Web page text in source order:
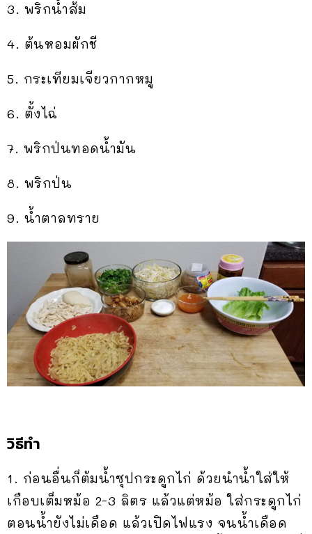
3. พริกน้ำส้ม
4. ต้นหอมผักชี
5. กระเทียมเจียวกากหมู
6. ตั้งไฉ่
7. พริกป่นทอดน้ำมัน
8. พริกป่น
9. น้ำตาลทราย
วิธีทำ
1. ก่อนอื่นก็ต้มน้ำซุปกระดูกไก่ ด้วยนำน้ำใส่ให้
เกือบเต็มหม้อ 2-3 ลิตร แล้วแต่หม้อ ใส่กระดูกไก่
ตอนน้ำยังไม่เดือด แล้วเปิดไฟแรง จนน้ำเดือด